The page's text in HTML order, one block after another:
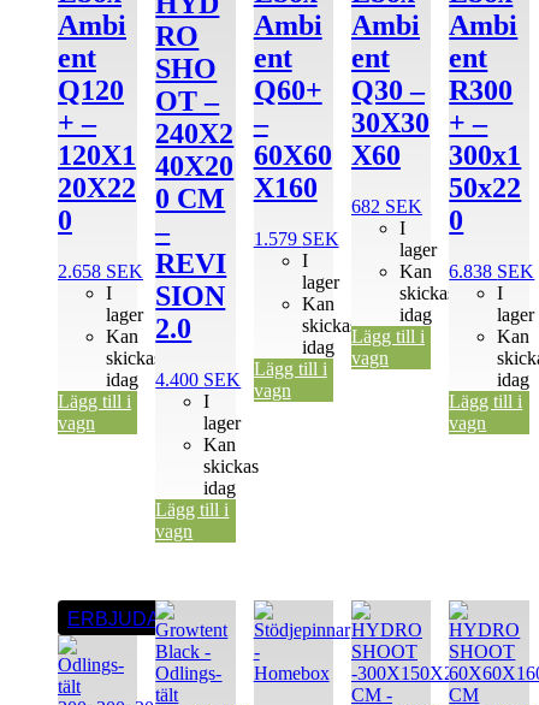
Ambi
ent
Q120
+ –
120X1
20X22
0
2.658 SEK
I
lager
Kan
skickas
idag
Lägg till i
vagn
RO
SHO
OT –
240X2
40X20
0 CM
–
REVI
SION
2.0
4.400 SEK
I
lager
Kan
skickas
idag
Lägg till i
vagn
Ambi
ent
Q60+
–
60X60
X160
1.579 SEK
I
lager
Kan
skickas
idag
Lägg till i
vagn
Ambi
ent
Q30 –
30X30
X60
682 SEK
I
lager
Kan
skickas
idag
Lägg till i
vagn
Ambi
ent
R300
+ –
300x1
50x22
0
6.838 SEK
I
lager
Kan
idag
Lägg till i
vagn
ERBJUDANDE
Den
här
produkten
har